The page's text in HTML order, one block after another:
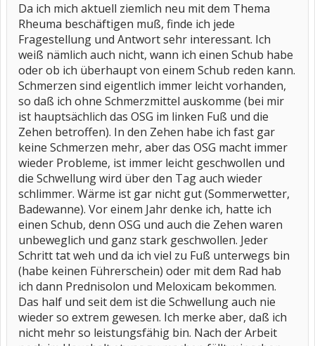
Da ich mich aktuell ziemlich neu mit dem Thema
Rheuma beschäftigen muß, finde ich jede
Fragestellung und Antwort sehr interessant. Ich
weiß nämlich auch nicht, wann ich einen Schub habe
oder ob ich überhaupt von einem Schub reden kann.
Schmerzen sind eigentlich immer leicht vorhanden,
so daß ich ohne Schmerzmittel auskomme (bei mir
ist hauptsächlich das OSG im linken Fuß und die
Zehen betroffen). In den Zehen habe ich fast gar
keine Schmerzen mehr, aber das OSG macht immer
wieder Probleme, ist immer leicht geschwollen und
die Schwellung wird über den Tag auch wieder
schlimmer. Wärme ist gar nicht gut (Sommerwetter,
Badewanne). Vor einem Jahr denke ich, hatte ich
einen Schub, denn OSG und auch die Zehen waren
unbeweglich und ganz stark geschwollen. Jeder
Schritt tat weh und da ich viel zu Fuß unterwegs bin
(habe keinen Führerschein) oder mit dem Rad hab
ich dann Prednisolon und Meloxicam bekommen.
Das half und seit dem ist die Schwellung auch nie
wieder so extrem gewesen. Ich merke aber, daß ich
nicht mehr so leistungsfähig bin. Nach der Arbeit